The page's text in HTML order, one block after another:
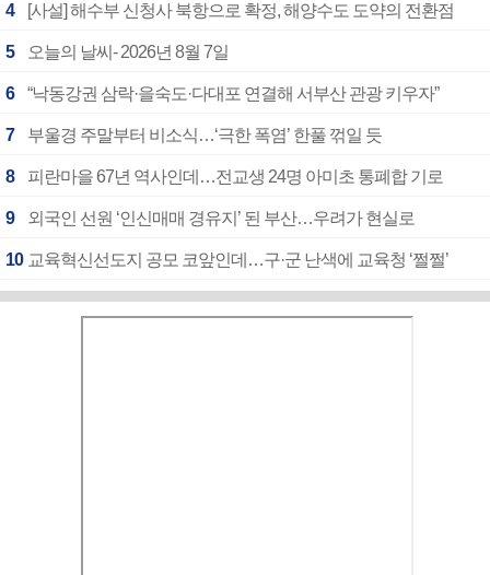
4 [사설] 해수부 신청사 북항으로 확정, 해양수도 도약의 전환점
5 오늘의 날씨- 2026년 8월 7일
6 “낙동강권 삼락·을숙도·다대포 연결해 서부산 관광 키우자”
7 부울경 주말부터 비소식…‘극한 폭염’ 한풀 꺾일 듯
8 피란마을 67년 역사인데…전교생 24명 아미초 통폐합 기로
9 외국인 선원 ‘인신매매 경유지’ 된 부산…우려가 현실로
10 교육혁신선도지 공모 코앞인데…구·군 난색에 교육청 ‘쩔쩔’